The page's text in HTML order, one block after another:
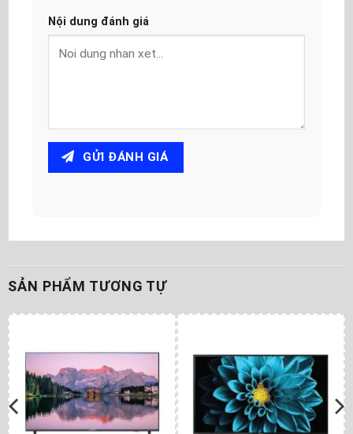
Nội dung đánh giá
GỬI ĐÁNH GIÁ
SẢN PHẨM TƯƠNG TỰ